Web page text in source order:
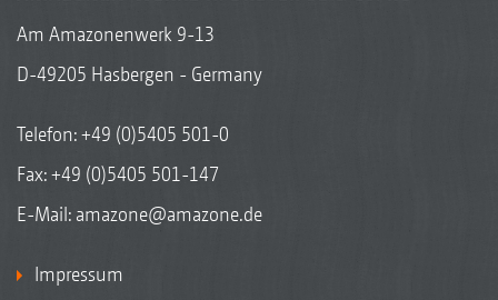
Am Amazonenwerk 9-13
D-49205 Hasbergen - Germany
Telefon:+49 (0)5405 501-0
Fax: +49 (0)5405 501-147
E-Mail: amazone@amazone.de
Impressum